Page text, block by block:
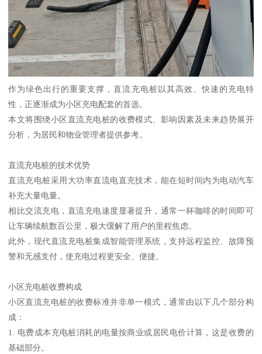
作为绿色出行的重要支撑，直流充电桩以其高效、快速的充电特
性，正逐渐成为小区充电配套的首选。
本文将围绕小区直流充电桩的收费模式、影响因素及未来趋势展开
分析，为居民和物业管理者提供参考。
直流充电桩的技术优势
直流充电桩采用大功率直流电直充技术，能在短时间内为电动汽车
补充大量电量。
相比交流充电，直流充电速度显著提升，通常一杯咖啡的时间即可
让车辆续航数百公里，极大缓解了用户的里程焦虑。
此外，现代直流充电桩集成智能管理系统，支持远程监控、故障预
警和无感支付，使充电过程更安全、便捷。
小区充电桩收费构成
小区直流充电桩的收费标准并非单一模式，通常由以下几个部分构
成：
1. 电费成本充电桩消耗的电量按商业或居民电价计算，这是收费的
基础部分。